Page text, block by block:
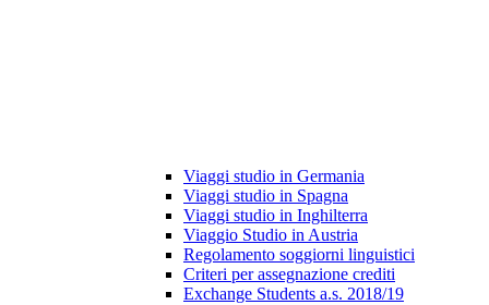
Viaggi studio in Germania
Viaggi studio in Spagna
Viaggi studio in Inghilterra
Viaggio Studio in Austria
Regolamento soggiorni linguistici
Criteri per assegnazione crediti
Exchange Students a.s. 2018/19